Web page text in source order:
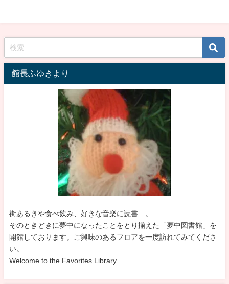
館長ふゆきより
街あるきや食べ飲み、好きな音楽に読書…。
そのときどきに夢中になったことをとり揃えた「夢中図書館」を
開館しております。ご興味のあるフロアを一度訪れてみてくださ
い。
Welcome to the Favorites Library…